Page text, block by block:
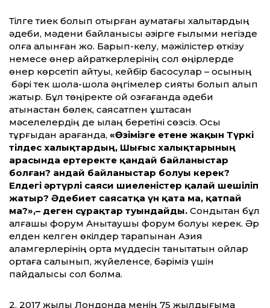
Тілге тиек болып отырған аумақтағы халықтардың
әдеби, мәдени байланысы әзірге ғылыми негізде
қолға алынған жоқ. Барып-келу, мәжілістер өткізу
немесе өнер қайраткерлерінің сол өңірлерде
өнер көрсетіп қайтуы, кейбір басқосулар – осының
бәрі тек шолақ-шолақ әңгімелер сияқты болып қалып
жатыр. Бұл төңіректе ой қозғағанда әдеби
қатынастан бөлек, саясатпен ұштасқан
мәселелердің де қылаң беретіні сөзсіз. Осы
тұрғыдан қарағанда, «Өзімізге етене жақын Түркі
тілдес халықтардың, Шығыс халықтарының
арасында ертеректе қандай байланыстар
болған? Қандай байланыстар болуы керек?
Елдегі әртүрлі саяси шиеленістер қалай шешіліп
жатыр? Әдебиет саясатқа үн қата ма, қатпай
ма?»,– деген сұрақтар туындайды. Сондықтан бұл
алғашқы форум Анықтаушы форум болуы керек. Әр
елден келген өкілдер тарапынан Азия
қаламгерлерінің ортақ мүддесін танытатын ойлар
ортаға салынып, жүйеленсе, бәріміз үшін
пайдалысы сол болмақ.
2. 2017 жылы Лондонда менің 75 жылдығыма